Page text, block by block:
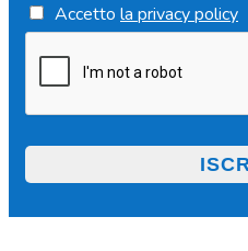
Accetto la privacy policy